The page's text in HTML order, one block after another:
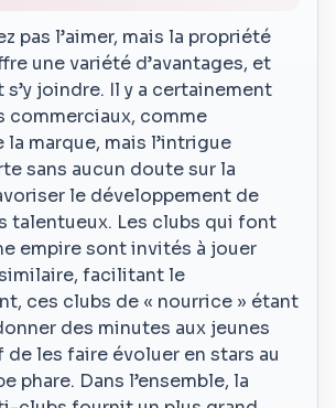
pas l’aimer, mais la propriété
une variété d’avantages, et
joindre. Il y a certainement
commerciaux, comme
la marque, mais l’intrigue
sans aucun doute sur la
le développement de
talentueux. Les clubs qui font
empire sont invités à jouer
facilitant le
ces clubs de « nourrice » étant
des minutes aux jeunes
de les faire évoluer en stars au
phare. Dans l’ensemble, la